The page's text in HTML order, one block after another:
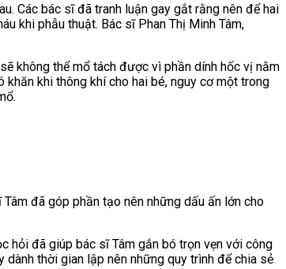
Các bác sĩ đã tranh luận gay gắt rằng nên để hai
khi phẫu thuật. Bác sĩ Phan Thị Minh Tâm,
không thể mổ tách được vì phần dính hốc vị nằm
khi thông khí cho hai bé, nguy cơ một trong
đã góp phần tạo nên những dấu ấn lớn cho
hỏi đã giúp bác sĩ Tâm gắn bó trọn vẹn với công
dành thời gian lập nên những quy trình để chia sẻ